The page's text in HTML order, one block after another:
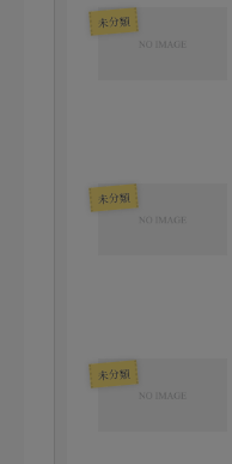
未分類
未分類
未分類